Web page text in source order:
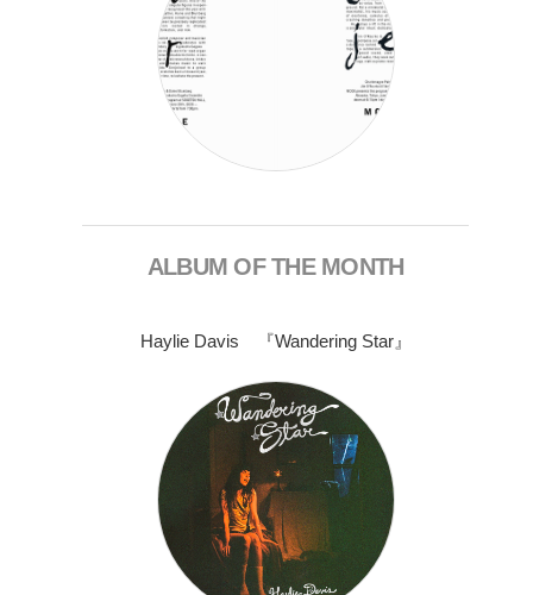
ALBUM OF THE MONTH
Haylie Davis 『Wandering Star』